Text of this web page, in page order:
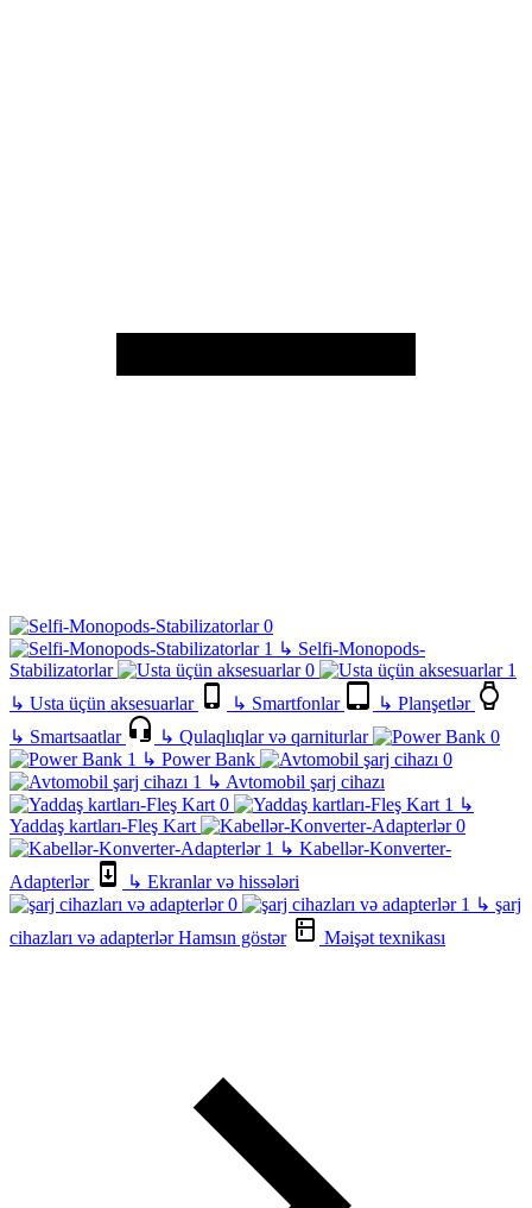
↳ Selfi-Monopods-
Stabilizatorlar
↳ Usta üçün aksesuarlar ↳ Smartfonlar ↳ Planşetlər
↳ Smartsaatlar ↳ Qulaqlıqlar və qarniturlar
↳ Power Bank
↳ Avtomobil şarj cihazı
↳
Yaddaş kartları-Fleş Kart
↳ Kabellər-Konverter-
Adapterlər
↳ Ekranlar və hissələri
↳ şarj
cihazları və adapterlərHamsın göstər Məişət texnikası